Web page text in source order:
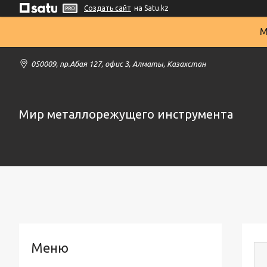
Создать сайт на Satu.kz
050009, пр.Абая 127, офис 3, Алматы, Казахстан
Мир металлорежущего инструмента